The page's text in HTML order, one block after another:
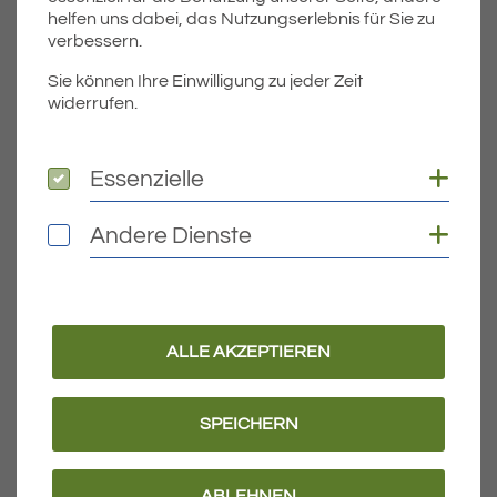
(Reinigung von Wunden,
Nasenspülen, etc.)
• zum Herstellten von Eiswürfeln
Wie wird abgekocht?
Einmal sprudelnd aufkochen,
Handelsübliche Wasserkocher
sind dafür geeignet.
Für Wasser zu
Reinigungszwecken,
helfen uns dabei, das Nutzungserlebnis für Sie zu
verbessern.
Sie können Ihre Einwilligung zu jeder Zeit
widerrufen.
Essenzielle
Essenzielle
Andere Dienste
Andere Dienste
ALLE AKZEPTIEREN
SPEICHERN